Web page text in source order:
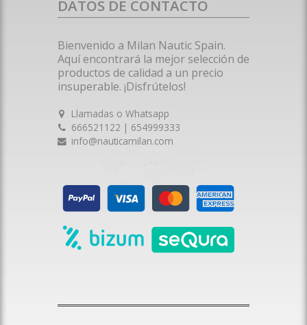
DATOS DE CONTACTO
Bienvenido a Milan Nautic Spain.
Aquí encontrará la mejor selección de
productos de calidad a un precio
insuperable. ¡Disfrútelos!
Llamadas o Whatsapp
666521122 | 654999333
info@nauticamilan.com